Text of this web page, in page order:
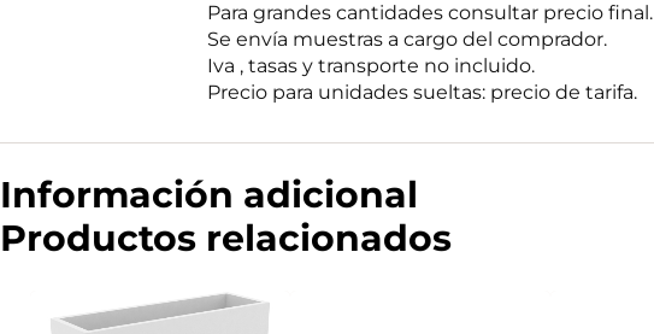
Para grandes cantidades consultar precio final.
Se envía muestras a cargo del comprador.
Iva , tasas y transporte no incluido.
Precio para unidades sueltas: precio de tarifa.
Información adicional
Productos relacionados
r
c
i
l